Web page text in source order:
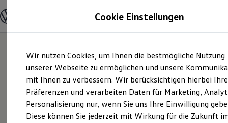
Hauptinhalt
springen
Footer
springen
Modelle und Konfigurator
Modelle vergleichen
Elektroautos
ENERGY Sondermodelle
Nutzfahrzeuge
SUV und CUV
Familienautos
Kombis
Kompaktwagen
Cookie Einstellungen
Wir nutzen Cookies, um Ihnen die bestmögliche Nutzung
unserer Webseite zu ermöglichen und unsere
mit Ihnen zu verbessern. Wir berücksichtigen hierbei Ihre
Präferenzen und verarbeiten Daten für Marketing,
Personalisierung nur, wenn Sie uns Ihre Einwilligung
Diese können Sie jederzeit mit Wirkung für die Zukunft